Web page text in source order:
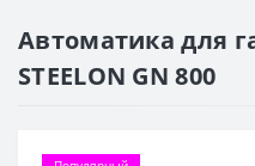
Автоматика для
STEELON GN 800